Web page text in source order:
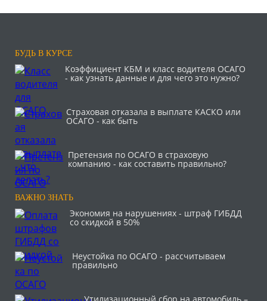
БУДЬ В КУРСЕ
Коэффициент КБМ и класс водителя ОСАГО
- как узнать данные и для чего это нужно?
Страховая отказала в выплате КАСКО или
ОСАГО - как быть
Претензия по ОСАГО в страховую
компанию - как составить правильно?
ВАЖНО ЗНАТЬ
Экономия на нарушениях - штраф ГИБДД
со скидкой в 50%
Неустойка по ОСАГО - рассчитываем
правильно